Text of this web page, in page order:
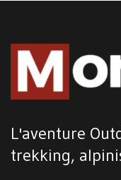
L'aventure
trekking,